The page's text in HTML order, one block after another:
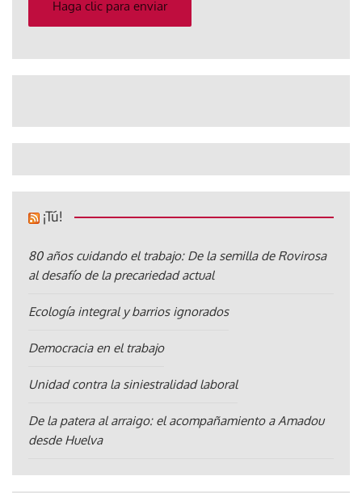
Haga clic para enviar
¡Tú!
80 años cuidando el trabajo: De la semilla de Rovirosa
al desafío de la precariedad actual
Ecología integral y barrios ignorados
Democracia en el trabajo
Unidad contra la siniestralidad laboral
De la patera al arraigo: el acompañamiento a Amadou
desde Huelva